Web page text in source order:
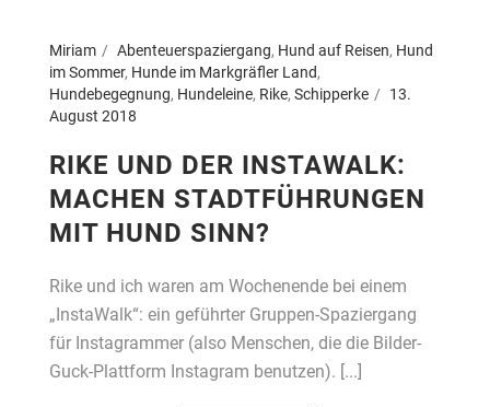
Miriam Abenteuerspaziergang, Hund auf Reisen, Hund
im Sommer, Hunde im Markgräfler Land,
Hundebegegnung, Hundeleine, Rike, Schipperke
13.
August 2018
RIKE UND DER INSTAWALK:
MACHEN STADTFÜHRUNGEN
MIT HUND SINN?
Rike und ich waren am Wochenende bei einem
„InstaWalk“: ein geführter Gruppen-Spaziergang
für Instagrammer (also Menschen, die die Bilder-
Guck-Plattform Instagram benutzen). [...]